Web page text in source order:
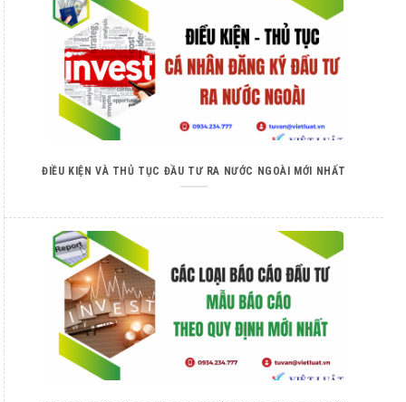
ĐIỀU KIỆN VÀ THỦ TỤC ĐẦU TƯ RA NƯỚC NGOÀI MỚI NHẤT